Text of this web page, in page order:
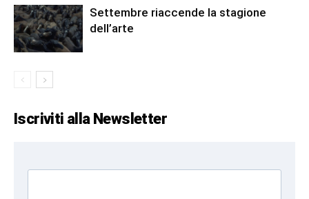
Settembre riaccende la stagione
dell’arte
Iscriviti alla Newsletter